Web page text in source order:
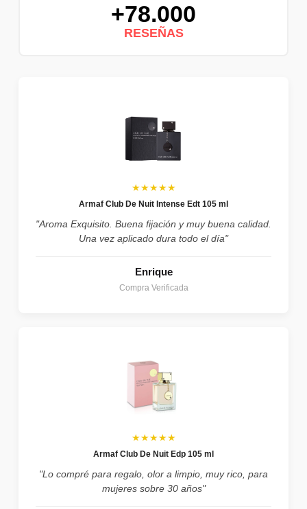
+78.000
RESEÑAS
★★★★★
Armaf Club De Nuit Intense Edt 105 ml
"Aroma Exquisito. Buena fijación y muy buena calidad.
Una vez aplicado dura todo el día"
Enrique
Compra Verificada
★★★★★
Armaf Club De Nuit Edp 105 ml
"Lo compré para regalo, olor a limpio, muy rico, para
mujeres sobre 30 años"